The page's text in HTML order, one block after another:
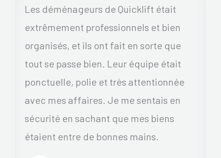
Les déménageurs de Quicklift était
extrêmement professionnels et bien
organisés, et ils ont fait en sorte que
tout se passe bien. Leur équipe était
ponctuelle, polie et très attentionnée
avec mes affaires. Je me sentais en
sécurité en sachant que mes biens
étaient entre de bonnes mains.